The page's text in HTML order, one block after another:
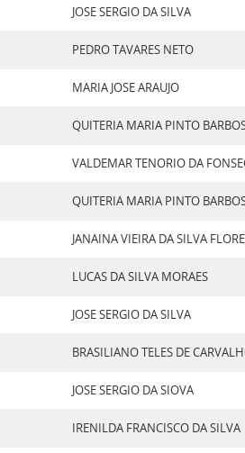
JOSE SERGIO DA SILVA
PEDRO TAVARES NETO
MARIA JOSE ARAUJO
QUITERIA MARIA PINTO
VALDEMAR TENORIO DA
QUITERIA MARIA PINTO
JANAINA VIEIRA DA SILVA
LUCAS DA SILVA MORAES
JOSE SERGIO DA SILVA
BRASILIANO TELES DE
JOSE SERGIO DA SIOVA
IRENILDA FRANCISCO DA SILVA